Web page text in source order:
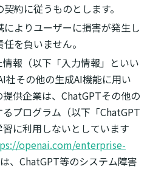
約に従うものとします。
よりユーザーに損害が発生し
を負いません。
報（以下「入力情報」といい
社その他の生成AI機能に用い
供企業は、ChatGPTその他の
プログラム（以下「ChatGPT
に利用しないとしています
openai.com/enterprise-
、ChatGPT等のシステム障害